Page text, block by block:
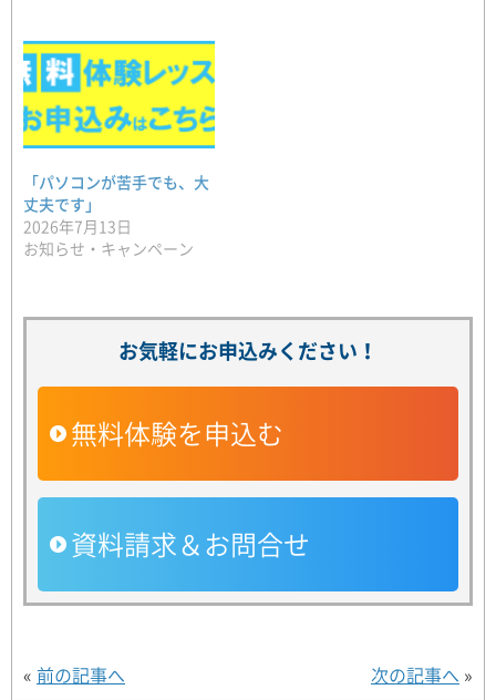
「パソコンが苦手でも、大
丈夫です」
2026年7月13日
お知らせ・キャンペーン
お気軽にお申込みください！
無料体験を申込む
資料請求＆お問合せ
« 前の記事へ 次の記事へ »